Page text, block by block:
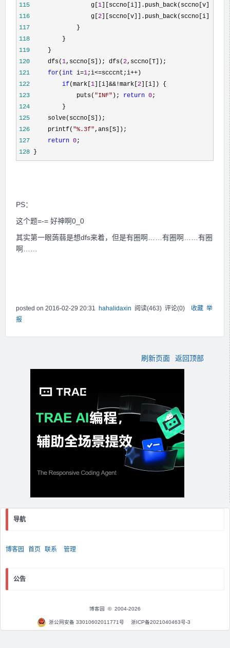
115
                 g[
1
116
                 g[
2
117
118
119
120
     dfs(
1,sccno[S]); dfs(2
121
for(int i=1;i<=scccnt;i++
122
if(mark[ 1 ][i]&&!mark[ 2
123
             puts(
"INF" ); return 0
124
125
126
     printf(
"%.3f"
127
return 0
128 }
PS：
这个题=-= 好神啊0_0
其实第一眼蒟蒻是想dfs来着，但是有圈啊……有圈啊……有圈
啊……
posted on 2016-02-29 20:31 hahalidaxin 阅读(463) 评论(0) 收藏 举
报
刷新页面 返回顶部
导航
博客园 首页 联系 管理
公告
博客园 © 2004-2026
浙公网安备 33010602011771号 浙ICP备2021040463号-3